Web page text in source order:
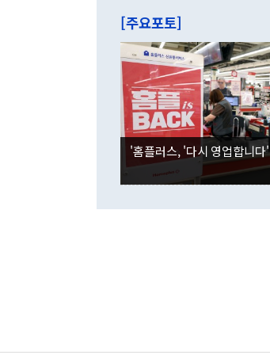
[주요포토]
'홈플러스, '다시 영업합니다'